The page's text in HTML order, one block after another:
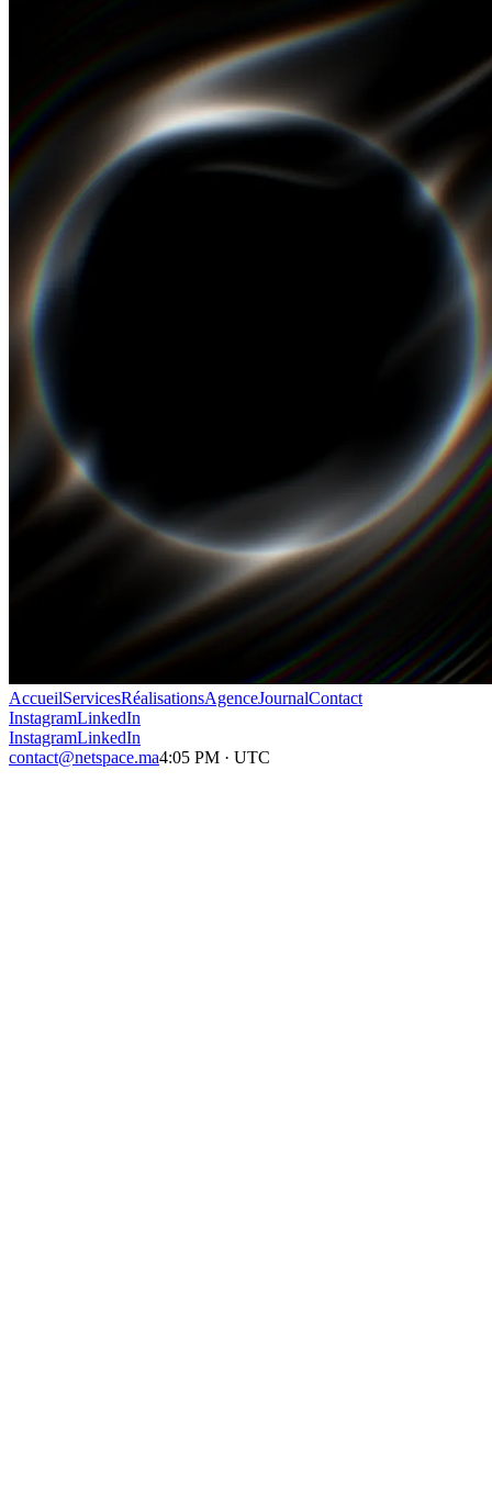
AccueilServicesRéalisationsAgenceJournalContact
InstagramLinkedIn
InstagramLinkedIn
contact@netspace.ma4:05 PM · UTC